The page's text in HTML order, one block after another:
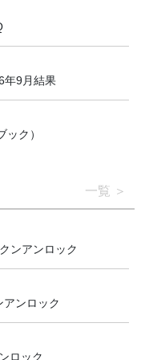
年9月結果
ク）
一覧
ンアンロック
ンロック
ロック